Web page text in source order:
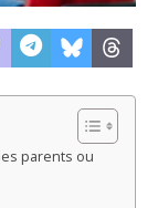
parents ou